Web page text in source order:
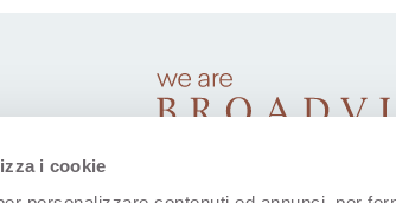
i cookie